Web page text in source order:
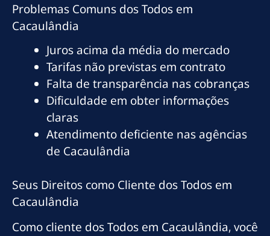
Problemas Comuns dos Todos em
Cacaulândia
Juros acima da média do mercado
Tarifas não previstas em contrato
Falta de transparência nas cobranças
Dificuldade em obter informações
claras
Atendimento deficiente nas agências
de Cacaulândia
Seus Direitos como Cliente dos Todos em
Cacaulândia
Como cliente dos Todos em Cacaulândia, você